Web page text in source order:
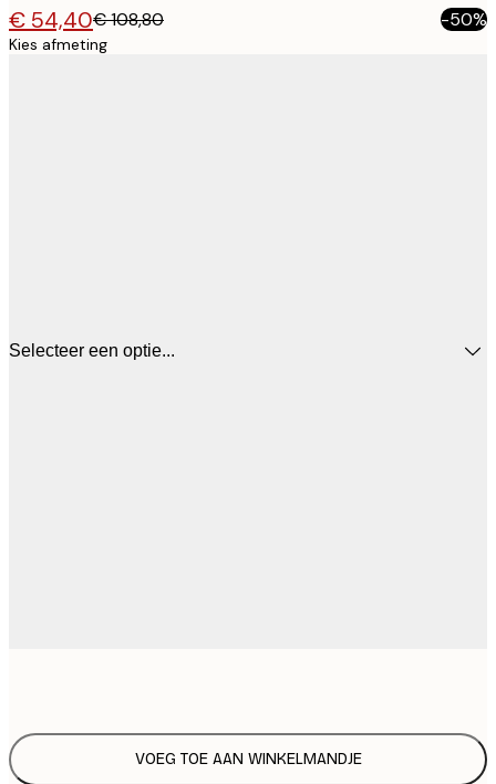
€ 54,40€ 108,80 -50%
Kies afmeting
Selecteer een optie...
VOEG TOE AAN WINKELMANDJE